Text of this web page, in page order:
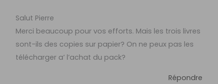
Salut Pierre
Merci beaucoup pour vos efforts. Mais les trois livres
sont-ils des copies sur papier? On ne peux pas les
télécharger a’ l’achat du pack?
Répondre